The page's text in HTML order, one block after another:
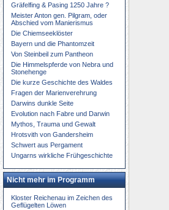
Gräfelfing & Pasing 1250 Jahre ?
Meister Anton gen. Pilgram, oder
Abschied vom Manierismus
Die Chiemseeklöster
Bayern und die Phantomzeit
Von Steinbeil zum Pantheon
Die Himmelspferde von Nebra und
Stonehenge
Die kurze Geschichte des Waldes
Fragen der Marienverehrung
Darwins dunkle Seite
Evolution nach Fabre und Darwin
Mythos, Trauma und Gewalt
Hrotsvith von Gandersheim
Schwert aus Pergament
Ungarns wirkliche Frühgeschichte
Nicht mehr im Programm
Kloster Reichenau im Zeichen des
Geflügelten Löwen